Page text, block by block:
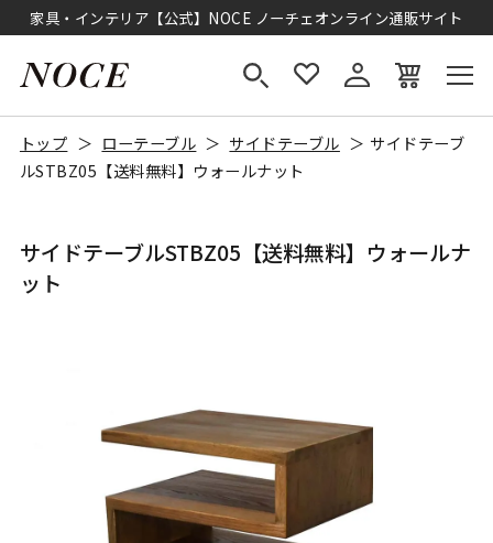
家具・インテリア【公式】NOCE ノーチェオンライン通販サイト
トップ ローテーブル サイドテーブル
サイドテーブ
ルSTBZ05【送料無料】ウォールナット
サイドテーブルSTBZ05【送料無料】ウォールナ
ット